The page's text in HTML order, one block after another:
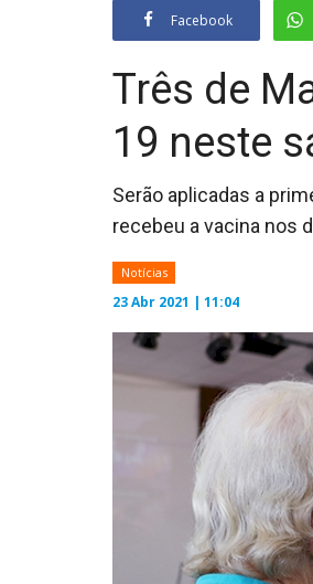
Facebook
Três de
19 neste
Serão aplicadas a
recebeu a vacina nos
Notícias
23 Abr 2021 | 11:04